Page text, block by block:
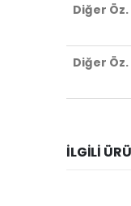
Diğer Öz.
Diğer Öz.
İLGILI